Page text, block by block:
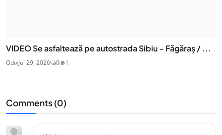
VIDEO Se asfaltează pe autostrada Sibiu – Făgăraș / ...
OdixJul 29, 2026 0 1
Comments (0)